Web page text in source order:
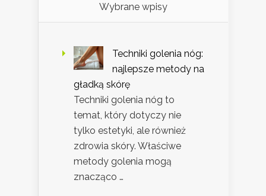
Wybrane wpisy
Techniki golenia nóg:
najlepsze metody na
gładką skórę
Techniki golenia nóg to
temat, który dotyczy nie
tylko estetyki, ale również
zdrowia skóry. Właściwe
metody golenia mogą
znacząco …